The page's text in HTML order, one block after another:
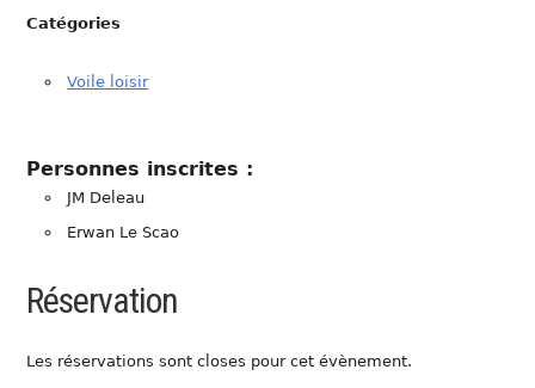
Catégories
Voile loisir
Personnes inscrites :
JM Deleau
Erwan Le Scao
Réservation
Les réservations sont closes pour cet évènement.